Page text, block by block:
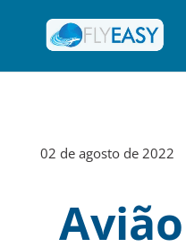
02 de agosto de 2022